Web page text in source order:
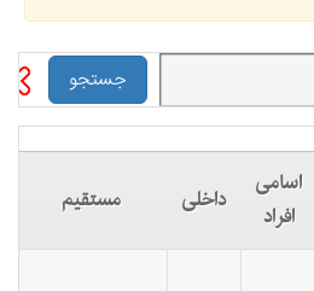
اسامی
افراد
داخلی مستقیم